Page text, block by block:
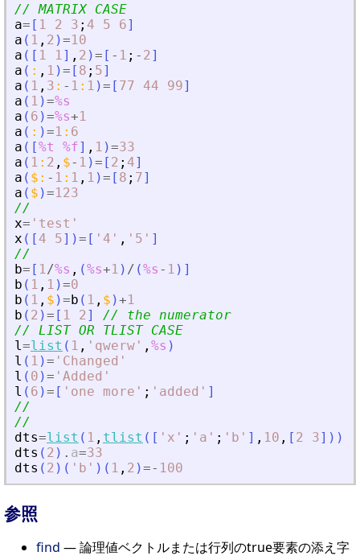
// MATRIX CASE
a= [ 1 2 3 ; 4 5 6]
a ( 1 , 2 )=10
a ( [ 1 1 ] , 2 )= [ - 1 ; - 2 ]
a ( : , 1 )= [ 8 ; 5]
a ( 1 , 3 : - 1 : 1 )= [ 77 44 99]
a ( 1 )=%s
a ( 6 )=%s+1
a ( : )=1 : 6
a ( [%t %f] , 1 )=33
a ( 1 : 2 , $- 1 )= [ 2 ; 4]
a ( $ : - 1 : 1 , 1 )= [ 8 ; 7]
a ( $ )=123
//
x= ' test '
x ( [ 4 5] )= [ ' 4 ' , ' 5 ' ]
//
b= [ 1 /%s , (%s+1 ) / (%s - 1 ) ]
b ( 1 , 1 )=0
b ( 1 , $ )=b ( 1 , $ )+1
b ( 2 )= [ 1 2 ]
// the numerator
// LIST OR TLIST CASE
l =list ( 1 , ' qwerw ' , %s )
l ( 1 )= ' Changed '
l ( 0 )= ' Added '
l ( 6 )= [ ' one more ' ; ' added ' ]
//
//
dts=list ( 1 , tlist ( [ ' x ' ; ' a ' ; ' b ' ] , 10 , [ 2 3] ) )
dts ( 2 ) . a=33
dts ( 2 ) ( ' b ' ) ( 1 , 2 )=- 100
参照
find — 論理値ベクトルまたは行列のtrue要素の添え字